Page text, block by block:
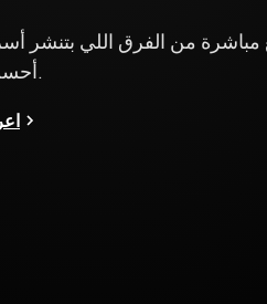
من الفرق اللي بتنشر
أحسن، وتفضل متقدمة.